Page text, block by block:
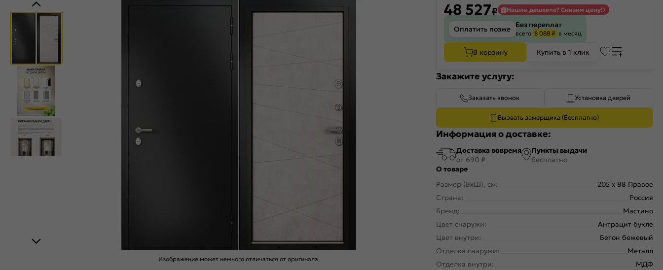
Изображение может немного отличаться от оригинала.
48 527₽ Нашли дешевле? Снизим цену!
Оплатить позже Без переплат
всего 8 088 ₽ в месяц
В корзину Купить в 1 клик
Закажите услугу:
Заказать звонок Установка дверей
Вызвать замерщика (Бесплатно)
Информация о доставке:
Доставка вовремя
от 690 ₽
Пункты выдачи
бесплатно
О товаре
Размер (ВхШ), см:
205 x 88 Правое
Страна:
Россия
Бренд:
Мастино
Цвет снаружи:
Антрацит букле
Цвет внутри:
Бетон бежевый
Отделка снаружи:
Металл
Отделка внутри:
МДФ